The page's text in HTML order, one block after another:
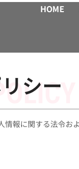
HOME
シー
報に関する法令お